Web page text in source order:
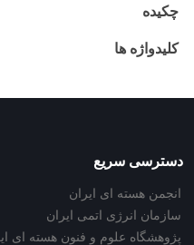
چکیده
کلیدواژه ها
دسترسی سریع
انجمن هسته ای ایران
سازمان انرژی اتمی ایران
پژوهشگاه علوم و فنون هسته ای